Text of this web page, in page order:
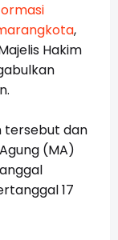
,
Hakim
tersebut dan
(MA)
17